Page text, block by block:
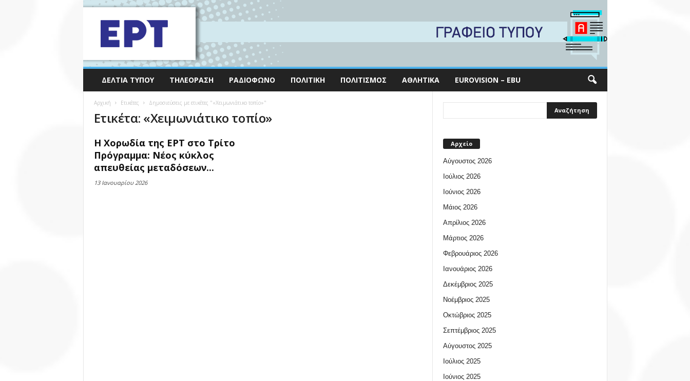
ΔΕΛΤΊΑ ΤΎΠΟΥ ΤΗΛΕΌΡΑΣΗ ΡΑΔΙΌΦΩΝΟ ΠΟΛΙΤΙΚΉ ΠΟΛΙΤΙΣΜΌΣ ΑΘΛΗΤΙΚΆ EUROVISION – EBU
Αρχική Ετικέτες Δημοσιεύσεις με ετικέτες "«Χειμωνιάτικο τοπίο»"
Ετικέτα: «Χειμωνιάτικο τοπίο»
Η Χορωδία της ΕΡΤ στο Τρίτο
Πρόγραμμα: Νέος κύκλος
απευθείας μεταδόσεων...
13 Ιανουαρίου 2026
Αρχείο
Αύγουστος 2026
Ιούλιος 2026
Ιούνιος 2026
Μάιος 2026
Απρίλιος 2026
Μάρτιος 2026
Φεβρουάριος 2026
Ιανουάριος 2026
Δεκέμβριος 2025
Νοέμβριος 2025
Οκτώβριος 2025
Σεπτέμβριος 2025
Αύγουστος 2025
Ιούλιος 2025
Ιούνιος 2025